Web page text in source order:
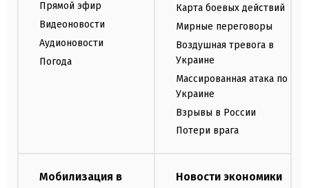
Прямой эфир
Видеоновости
Аудионовости
Погода
Карта боевых действий
Мирные переговоры
Воздушная тревога в
Украине
Массированная атака по
Украине
Взрывы в России
Потери врага
Мобилизация в
Новости экономики